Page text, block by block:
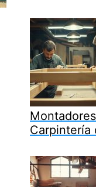
Carpintería